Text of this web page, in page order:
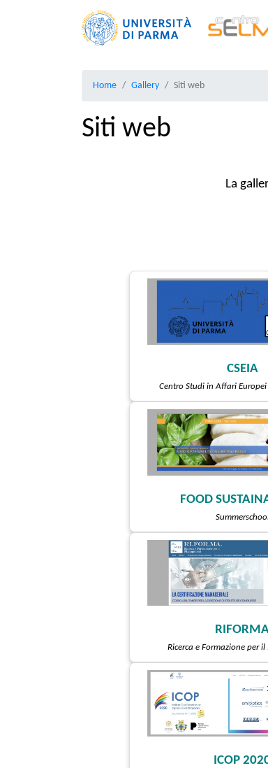
Home Gallery Siti web
Siti web
La
CSEIA
Centro Studi in Affari
FOOD
Ricerca e Formazione per
ICOP